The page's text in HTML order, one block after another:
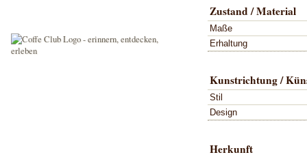
Zustand / Material
Maße
Erhaltung
Kunstrichtung /
Stil
Design
Herkunft